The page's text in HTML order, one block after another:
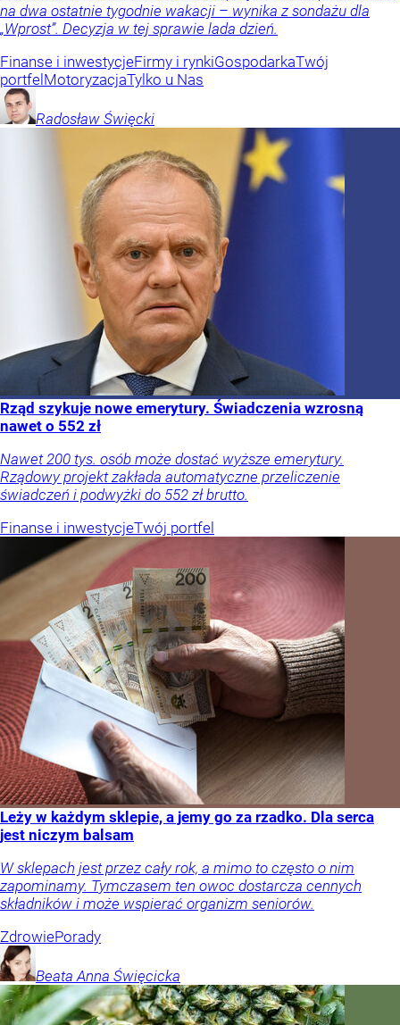
na dwa ostatnie tygodnie wakacji – wynika z sondażu dla
„Wprost”. Decyzja w tej sprawie lada dzień.
Finanse i inwestycjeFirmy i rynkiGospodarkaTwój
portfel MotoryzacjaTylko u Nas
Radosław Święcki
Rząd szykuje nowe emerytury. Świadczenia wzrosną
nawet o 552 zł
Nawet 200 tys. osób może dostać wyższe emerytury.
Rządowy projekt zakłada automatyczne przeliczenie
świadczeń i podwyżki do 552 zł brutto.
Finanse i inwestycjeTwój portfel
Leży w każdym sklepie, a jemy go za rzadko. Dla serca
jest niczym balsam
W sklepach jest przez cały rok, a mimo to często o nim
zapominamy. Tymczasem ten owoc dostarcza cennych
składników i może wspierać organizm seniorów.
ZdrowiePorady
Beata Anna Święcicka